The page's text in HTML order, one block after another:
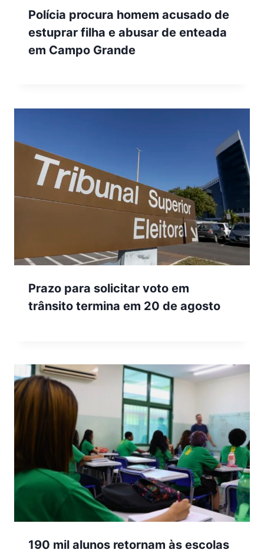
Polícia procura homem acusado de
estuprar filha e abusar de enteada
em Campo Grande
Prazo para solicitar voto em
trânsito termina em 20 de agosto
190 mil alunos retornam às escolas